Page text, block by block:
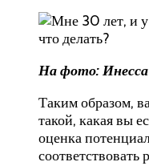
На фото: Инесса
Таким образом,
такой, какая вы
оценка
соответствовать